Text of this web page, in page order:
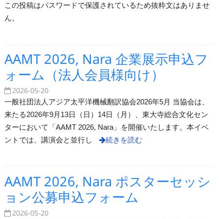
この投稿はパスワードで保護されているため抜粋文はありませ
ん。
AAMT 2026, Nara 企業展示申込フ
ォーム（法人会員様向け）
2026-05-20
一般社団法人アジア太平洋機械翻訳協会2026年5月 当協会は、
来たる2026年9月13日（日）14日（月）、東大寺総合文化セン
ターにおいて「AAMT 2026, Nara」を開催いたします。本イベ
ントでは、講演会と並行し
続きを読む
AAMT 2026, Nara ポスターセッシ
ョン公募申込フォーム
2026-05-20